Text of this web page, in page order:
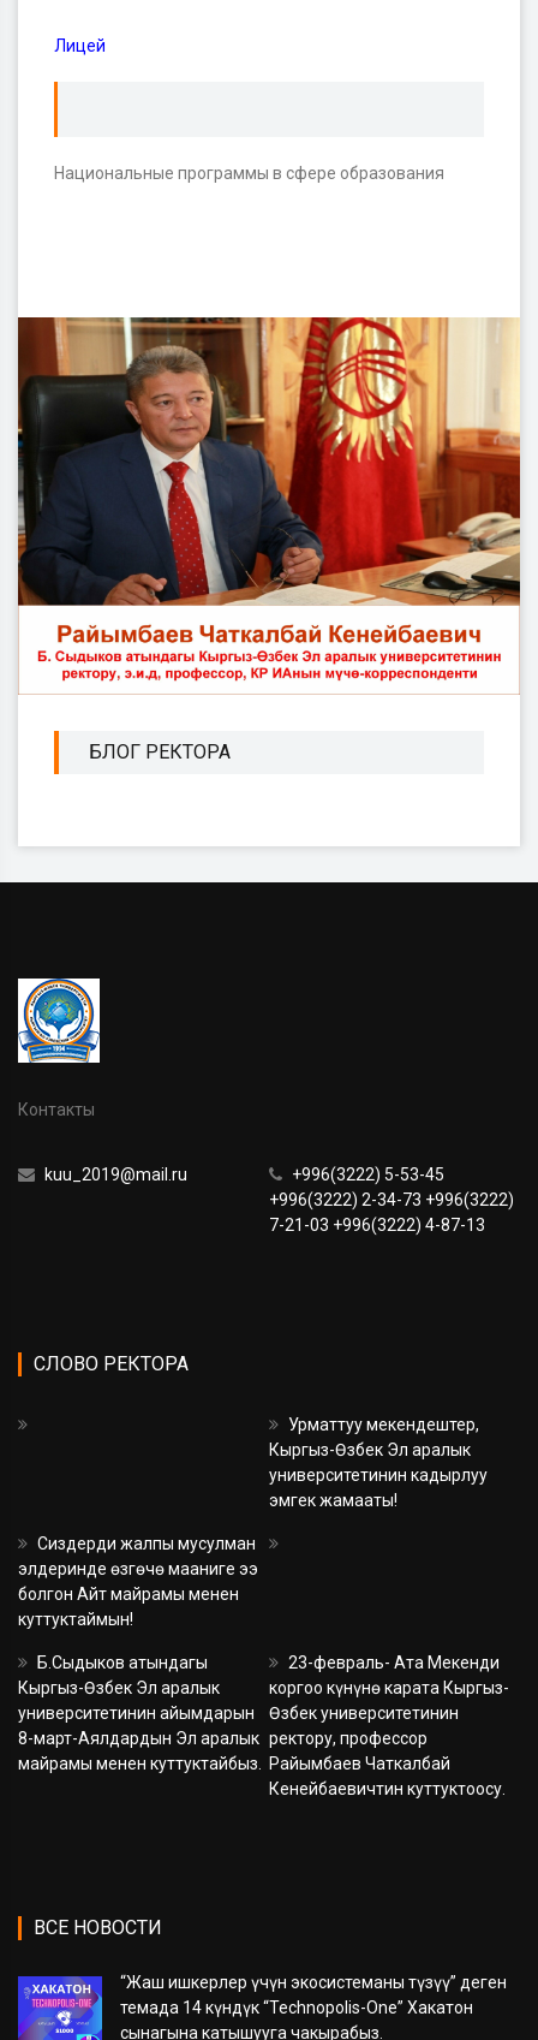
Лицей
Национальные программы в сфере образования
БЛОГ РЕКТОРА
Контакты
kuu_2019@mail.ru
+996(3222) 5-53-45
+996(3222) 2-34-73 +996(3222)
7-21-03 +996(3222) 4-87-13
СЛОВО РЕКТОРА
Урматтуу мекендештер,
Кыргыз-Өзбек Эл аралык
университетинин кадырлуу
эмгек жамааты!
Сиздерди жалпы мусулман
элдеринде өзгөчө мааниге ээ
болгон Айт майрамы менен
куттуктаймын!
Б.Сыдыков атындагы
Кыргыз-Өзбек Эл аралык
университетинин айымдарын
8-март-Аялдардын Эл аралык
майрамы менен куттуктайбыз.
23-февраль- Ата Мекенди
коргоо күнүнө карата Кыргыз-
Өзбек университетинин
ректору, профессор
Райымбаев Чаткалбай
Кенейбаевичтин куттуктоосу.
ВСЕ НОВОСТИ
“Жаш ишкерлер үчүн экосистеманы түзүү” деген
темада 14 күндүк “Technopolis-One” Хакатон
сынагына катышууга чакырабыз.